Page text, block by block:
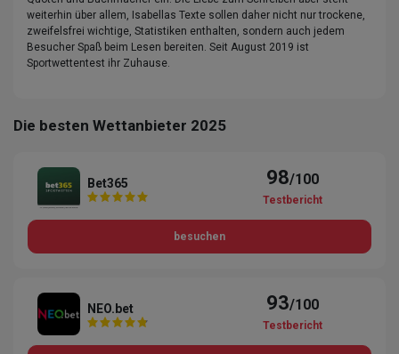
weiterhin über allem, Isabellas Texte sollen daher nicht nur trockene,
zweifelsfrei wichtige, Statistiken enthalten, sondern auch jedem
Besucher Spaß beim Lesen bereiten. Seit August 2019 ist
Sportwettentest ihr Zuhause.
Die besten Wettanbieter 2025
Bet365 98/100
Testbericht
besuchen
NEO.bet 93/100
Testbericht